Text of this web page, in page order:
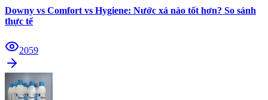
Downy vs Comfort vs Hygiene: Nước xả nào tốt hơn? So sánh
thực tế
2059